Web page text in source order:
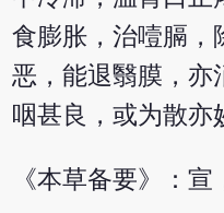
食膨胀，治噎膈，
恶，能退翳膜，亦
咽甚良，或为散亦
《本草备要》：宣